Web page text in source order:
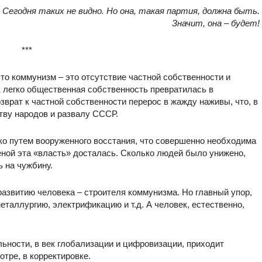
Сегодня таких не видно. Но она, такая партия, должна быть.
Значит, она – будет!
***
коммунизм – это отсутствие частной собственности и
общественная собственность превратилась в
к частной собственности перерос в жажду наживы, что, в
народов и развалу СССР.
путем вооруженного восстания, что совершенно необходима
эта «власть» досталась. Сколько людей было унижено,
на чужбину.
человека – строителя коммунизма. Но главный упор,
электрификацию и т.д. А человек, естественно,
в век глобализации и цифровизации, приходит
в корректировке.